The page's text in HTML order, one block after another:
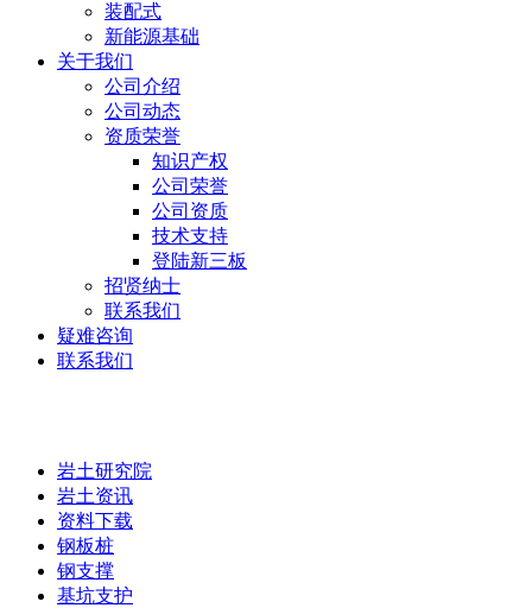
装配式
新能源基础
关于我们
公司介绍
公司动态
资质荣誉
知识产权
公司荣誉
公司资质
技术支持
登陆新三板
招贤纳士
联系我们
疑难咨询
联系我们
岩土研究院
岩土资讯
资料下载
钢板桩
钢支撑
基坑支护